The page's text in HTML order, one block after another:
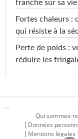
franche sur sa
Fortes chaleurs :
qui résiste à la
Perte de poids :
réduire les
...
Qui sommes-
Données
Mentions légales